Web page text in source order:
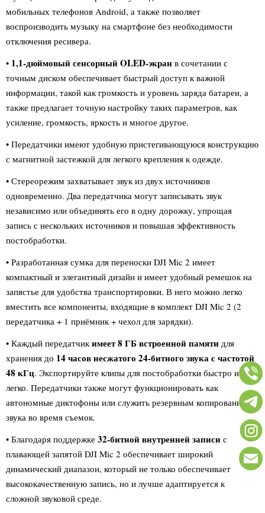
мобильных телефонов Android, а также позволяет
воспроизводить музыку на смартфоне без необходимости
отключения ресивера.
• 1,1-дюймовый сенсорный OLED-экран в сочетании с
точным диском обеспечивает быстрый доступ к важной
информации, такой как громкость и уровень заряда батареи, а
также предлагает точную настройку таких параметров, как
усиление, громкость, яркость и многое другое.
• Передатчики имеют удобную пристегивающуюся конструкцию
с магнитной застежкой для легкого крепления к одежде.
• Стереорежим захватывает звук из двух источников
одновременно. Два передатчика могут записывать звук
независимо или объединять его в одну дорожку, упрощая
запись с нескольких источников и повышая эффективность
постобработки.
• Разработанная сумка для переноски DJI Mic 2 имеет
компактный и элегантный дизайн и имеет удобный ремешок на
запястье для удобства транспортировки. В него можно легко
вместить все компоненты, входящие в комплект DJI Mic 2 (2
передатчика + 1 приёмник + чехол для зарядки).
• Каждый передатчикимеет 8 ГБ встроенной памяти для
хранения до 14 часов несжатого 24-битного звука с частотой
48 кГц. Экспортируйте клипы для постобработки быстро и
легко. Передатчики также могут функционировать как
автономные диктофоны или служить резервным копированием
звука во время съемок.
• Благодаря поддержке 32-битной внутренней записи с
плавающей запятой DJI Mic 2 обеспечивает широкий
динамический диапазон, который не только обеспечивает
высококачественную запись, но и лучше адаптируется к
сложной звуковой среде.